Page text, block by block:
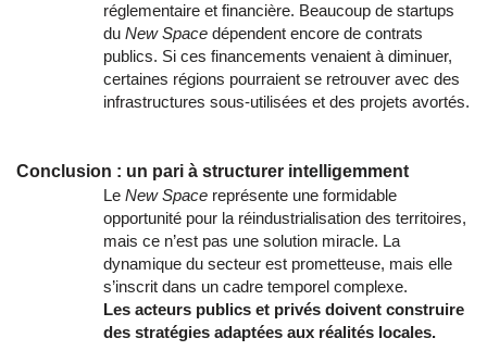
réglementaire et financière. Beaucoup de startups
du New Space dépendent encore de contrats
publics. Si ces financements venaient à diminuer,
certaines régions pourraient se retrouver avec des
infrastructures sous-utilisées et des projets avortés.
Conclusion : un pari à structurer intelligemment
Le New Space représente une formidable
opportunité pour la réindustrialisation des territoires,
mais ce n’est pas une solution miracle. La
dynamique du secteur est prometteuse, mais elle
s’inscrit dans un cadre temporel complexe.
Les acteurs publics et privés doivent construire
des stratégies adaptées aux réalités locales.